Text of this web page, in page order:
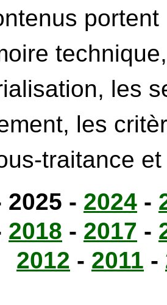
les
les
traitance
2025 - 2024 -
2018 - 2017 -
2012 - 2011 -